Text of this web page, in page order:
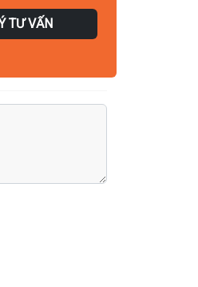
TƯ VẤN